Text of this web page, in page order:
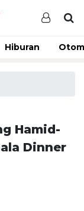
Hiburan
Hamid-
Dinner